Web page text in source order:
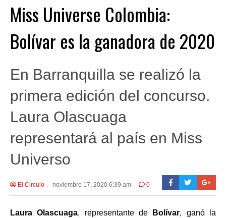
Miss Universe Colombia:
Bolívar es la ganadora de 2020
En Barranquilla se realizó la
primera edición del concurso.
Laura Olascuaga
representará al país en Miss
Universo
El Circulo noviembre 17, 2020 6:39 am 0
Laura Olascuaga, representante de Bolívar, ganó la